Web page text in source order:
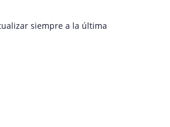
siempre a la última